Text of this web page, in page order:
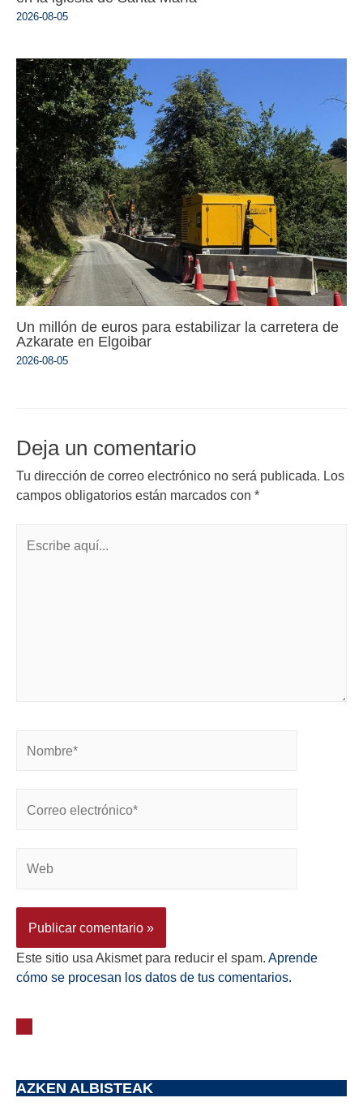
2026-08-05
Un millón de euros para estabilizar la carretera de
Azkarate en Elgoibar
2026-08-05
Deja un comentario
Tu dirección de correo electrónico no será publicada. Los
campos obligatorios están marcados con *
Este sitio usa Akismet para reducir el spam. Aprende
cómo se procesan los datos de tus comentarios.
AZKEN ALBISTEAK